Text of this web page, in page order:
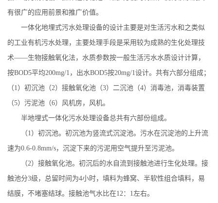
有很广的应用前景和推广价值。
一体化地埋式污水处理设备的设计主要是对生活污水和之类似
的工业有机污水处理，主要处理手段是采用较为成熟的生化处理技
术——生物接触氧化法，水质参数按一般生活污水水质设计计算，
按BOD5平均200mg/1 ，出水BOD5按20mg/1 设计。共有六部分组成；
（1 ）初沉池（2）接触氧化池（3）二沉池（4）消毒池，消毒装置
（5）污泥池（6）风机房，风机。
半地埋式一体化污水处理设备总共有六部份组成。
（1 ）初沉池。初沉池为竖流式沉淀池。污水在沉淀池的上升流
速为0.6-0.8mm/s，沉淀下来的污泥用空气提升至污泥池。
（2）接触氧化池。初沉后的水自流到接触池进行生化处理。接
触池分3级，总留时间为4小时，填料为蜂窝、半软性组合填料，易
结膜，不堵塞结球。接触池气水比在12 ： 1 左右。